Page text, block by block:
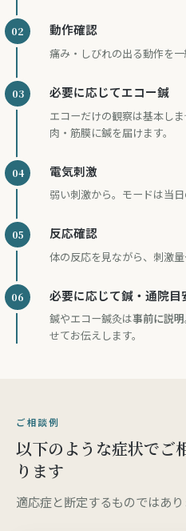
動作確認
痛み・しびれの出る動作を一
必要に応じてエコー鍼
エコーだけの観察は基本し
肉・筋膜に鍼を届けます。
電気刺激
弱い刺激から。モードは当
反応確認
体の反応を見ながら、刺激
必要に応じて鍼・通院目
鍼やエコー鍼灸は事前に説明
せてお伝えします。
ご相談例
以下のような症状でご
ります
適応症と断定するものではあり